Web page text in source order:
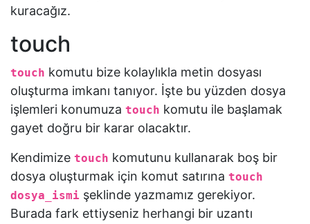
echo
more
less
head-
tail
nl
sort
kuracağız.
touch
touch komutu bize kolaylıkla metin dosyası
oluşturma imkanı tanıyor. İşte bu yüzden dosya
işlemleri konumuza touch komutu ile başlamak
gayet doğru bir karar olacaktır.
Kendimize touch komutunu kullanarak boş bir
dosya oluşturmak için komut satırına touch
dosya_ismi şeklinde yazmamız gerekiyor.
Burada fark ettiyseniz herhangi bir uzantı